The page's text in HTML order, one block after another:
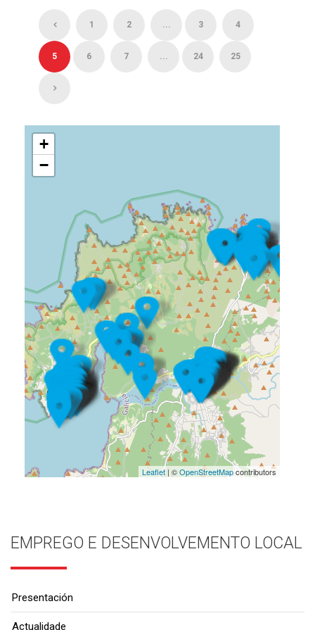
1 2 ... 3 4
5 6 7 ... 24 25
+
−
Leaflet| ©OpenStreetMapcontributors
EMPREGO E DESENVOLVEMENTO LOCAL
Presentación
Actualidade